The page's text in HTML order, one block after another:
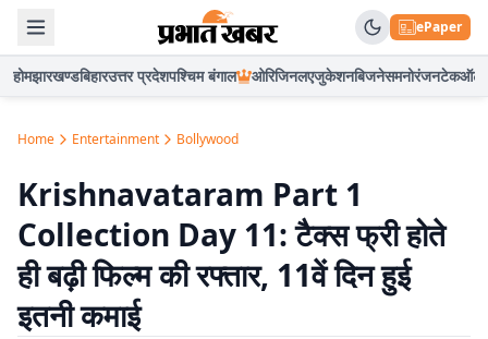
ePaper
होमझारखण्डबिहारउत्तर प्रदेशपश्चिम बंगाल ओरिजिनलएजुकेशनबिजनेसमनोरंजनटेकऑटो
Home Entertainment Bollywood
Krishnavataram Part 1
Collection Day 11: टैक्स फ्री होते
ही बढ़ी फिल्म की रफ्तार, 11वें दिन हुई
इतनी कमाई